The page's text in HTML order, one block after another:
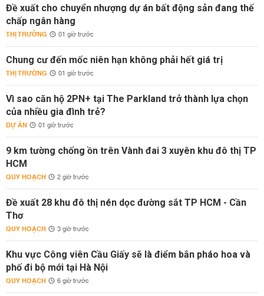
Đề xuất cho chuyển nhượng dự án bất động sản đang thế
chấp ngân hàng
THỊ TRƯỜNG 01 giờ trước
Chung cư đến mốc niên hạn không phải hết giá trị
THỊ TRƯỜNG 01 giờ trước
Vì sao căn hộ 2PN+ tại The Parkland trở thành lựa chọn
của nhiều gia đình trẻ?
DỰ ÁN 01 giờ trước
9 km tường chống ồn trên Vành đai 3 xuyên khu đô thị TP
HCM
QUY HOẠCH 2 giờ trước
Đề xuất 28 khu đô thị nén dọc đường sắt TP HCM - Cần
Thơ
QUY HOẠCH 3 giờ trước
Khu vực Công viên Cầu Giấy sẽ là điểm bắn pháo hoa và
phố đi bộ mới tại Hà Nội
QUY HOẠCH 6 giờ trước